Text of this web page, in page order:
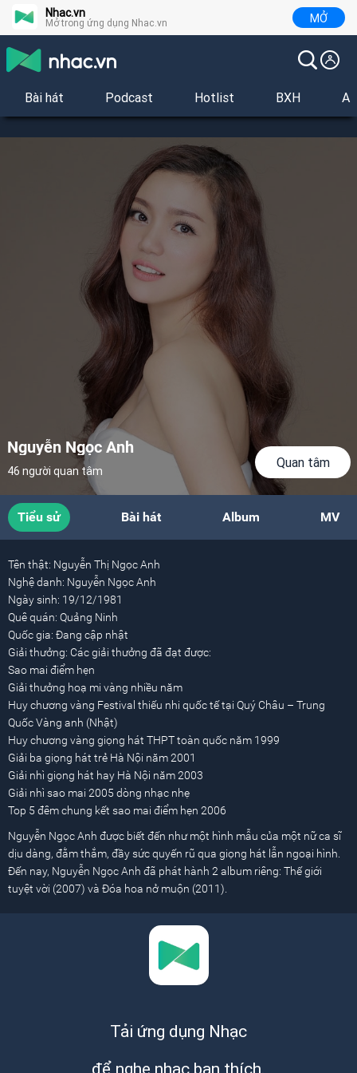
Nhac.vn
Mở trong ứng dụng Nhac.vn MỞ
Bài hát Podcast Hotlist BXH
Nguyễn Ngọc Anh
46 người quan tâm
Quan tâm
Tiểu sử Bài hát Album MV
Tên thật: Nguyễn Thị Ngọc Anh
Nghệ danh: Nguyễn Ngọc Anh
Ngày sinh: 19/12/1981
Quê quán: Quảng Ninh
Quốc gia: Đang cập nhật
Giải thưởng: Các giải thưởng đã đạt được:
Sao mai điểm hẹn
Giải thưởng hoạ mi vàng nhiều năm
Huy chương vàng Festival thiếu nhi quốc tế tại Quý Châu – Trung
Quốc Vàng anh (Nhật)
Huy chương vàng giọng hát THPT toàn quốc năm 1999
Giải ba giọng hát trẻ Hà Nội năm 2001
Giải nhì giọng hát hay Hà Nội năm 2003
Giải nhì sao mai 2005 dòng nhạc nhẹ
Top 5 đêm chung kết sao mai điểm hẹn 2006
Nguyễn Ngọc Anh được biết đến như một hình mẫu của một nữ ca sĩ
dịu dàng, đằm thắm, đầy sức quyến rũ qua giọng hát lẫn ngoại hình.
Đến nay, Nguyễn Ngọc Anh đã phát hành 2 album riêng: Thế giới
tuyệt vời (2007) và Đóa hoa nở muộn (2011).
Tải ứng dụng Nhạc